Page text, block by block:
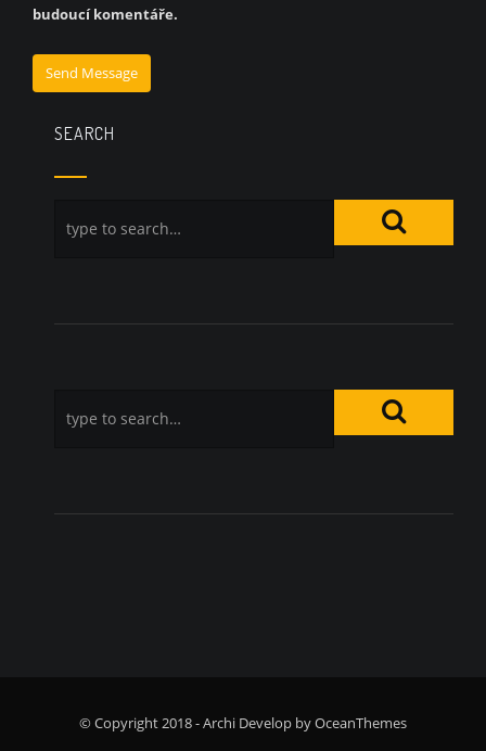
budoucí komentáře.
SEARCH
© Copyright 2018 - Archi Develop by OceanThemes